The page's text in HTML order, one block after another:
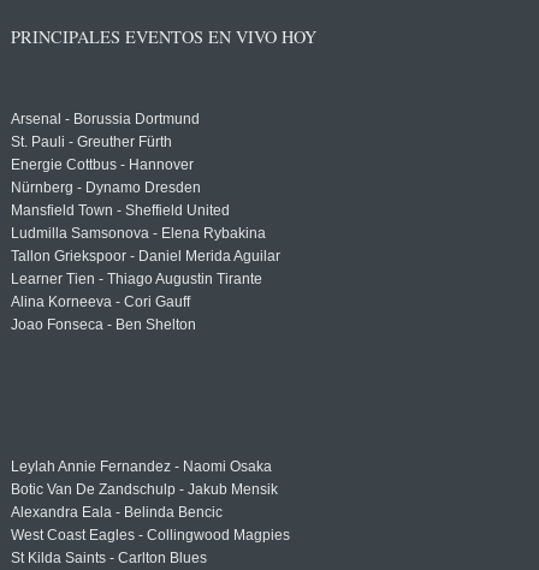
PRINCIPALES EVENTOS EN VIVO HOY
Arsenal - Borussia Dortmund
St. Pauli - Greuther Fürth
Energie Cottbus - Hannover
Nürnberg - Dynamo Dresden
Mansfield Town - Sheffield United
Ludmilla Samsonova - Elena Rybakina
Tallon Griekspoor - Daniel Merida Aguilar
Learner Tien - Thiago Augustin Tirante
Alina Korneeva - Cori Gauff
Joao Fonseca - Ben Shelton
Leylah Annie Fernandez - Naomi Osaka
Botic Van De Zandschulp - Jakub Mensik
Alexandra Eala - Belinda Bencic
West Coast Eagles - Collingwood Magpies
St Kilda Saints - Carlton Blues